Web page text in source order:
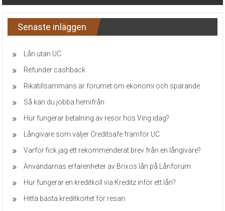
Senaste inläggen
Lån utan UC
Refunder cashback
Rikatillsammans är forumet om ekonomi och sparande
Så kan du jobba hemifrån
Hur fungerar betalning av resor hos Ving idag?
Långivare som väljer Creditsafe framför UC
Varför fick jag ett rekommenderat brev från en långivare?
Användarnas erfarenheter av Brixos lån på Lånforum
Hur fungerar en kreditkoll via Kreditz inför ett lån?
Hitta bästa kreditkortet för resan